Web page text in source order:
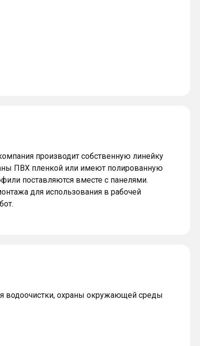
производит собственную линейку
ПВХ пленкой или имеют полированную
поставляются вместе с панелями.
для использования в рабочей
водоочистки, охраны окружающей среды